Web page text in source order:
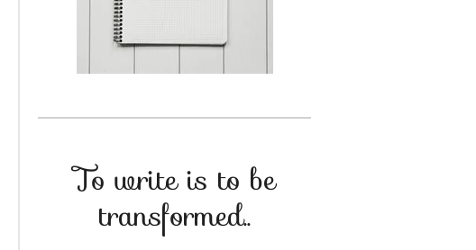
To write is to be
transformed..